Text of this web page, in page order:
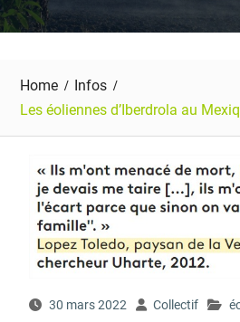
Home
Infos
Les éoliennes d’Iberdrola au
30 mars 2022 Collectif